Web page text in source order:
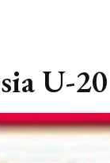
U-20